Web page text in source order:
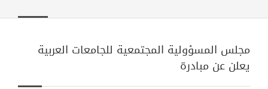
مجلس المسؤولية المجتمعية للجامعات العربية
يعلن عن مبادرة